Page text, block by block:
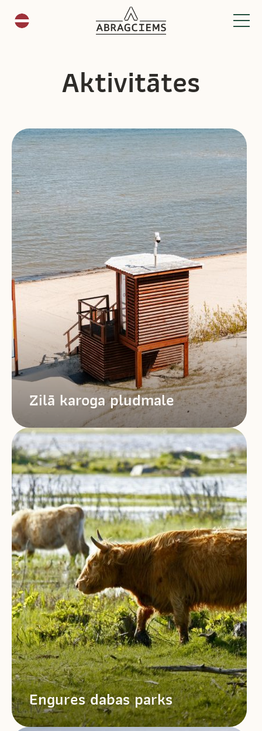
Aktivitātes
Zilā karoga pludmale
Engures dabas parks